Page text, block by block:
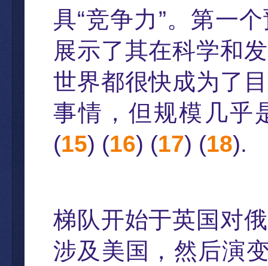
具“竞争力 ”。第一个
展示了其在科学和
世界都很快成为了
事情，但规模几乎
(15) (16) (17) (18).
梯队开始于英国对
涉及美国 ， 然后演